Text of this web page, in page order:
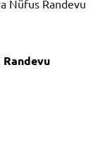
Nüfus Randevu